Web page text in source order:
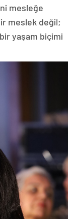
mesleğe
meslek değil;
yaşam biçimi